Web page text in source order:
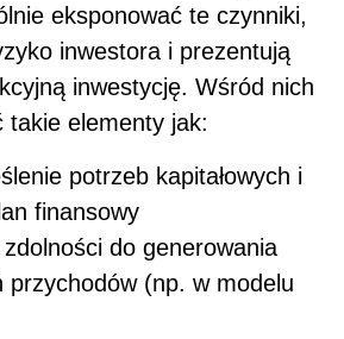
eksponować te czynniki,
inwestora i prezentują
inwestycję. Wśród nich
takie elementy jak:
potrzeb kapitałowych i
finansowy
do generowania
przychodów (np. w modelu